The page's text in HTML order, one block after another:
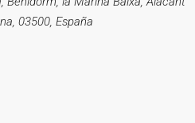
03500, España